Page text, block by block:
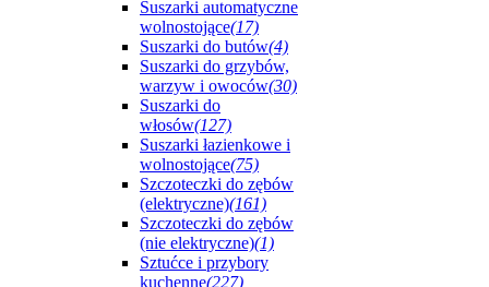
Suszarki automatyczne
wolnostojące(17)
Suszarki do butów(4)
Suszarki do grzybów,
warzyw i owoców(30)
Suszarki do
włosów(127)
Suszarki łazienkowe i
wolnostojące(75)
Szczoteczki do zębów
(elektryczne)(161)
Szczoteczki do zębów
(nie elektryczne)(1)
Sztućce i przybory
kuchenne(227)